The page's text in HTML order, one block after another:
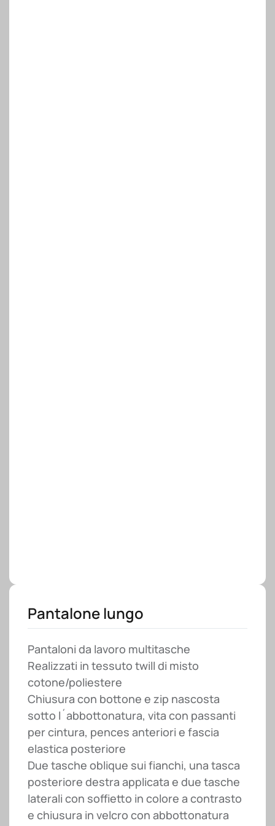
Pantalone lungo
Pantaloni da lavoro multitasche
Realizzati in tessuto twill di misto
cotone/poliestere
Chiusura con bottone e zip nascosta
sotto l´abbottonatura, vita con passanti
per cintura, pences anteriori e fascia
elastica posteriore
Due tasche oblique sui fianchi, una tasca
posteriore destra applicata e due tasche
laterali con soffietto in colore a contrasto
e chiusura in velcro con abbottonatura